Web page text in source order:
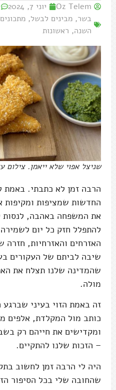
Oz Telem יוני 7, 2024
בשר, מבינים לבשל, מתכונים
השנה, ראשונות
שניצל אפוי שלא ייאמן. צילום
הרבה זמן לא כתבתי.
החדשות שמציפות ומקיפות
את המשפחה באהבה, לנסות
להתפלל חזק כל יום לשמירה
האזרחים והאזרחיות, חזרה
שיבה לביתם של העקורים
שהמדינה שלנו תצלח את
מולה.
זה באמת הזוי בעיני
כותב מול המקלדת, אלפים
ומקדישים את חייהם רק
– הזכות שלנו להתקיים.
היה לי הרבה זמן לחשוב
שהחובה שלי בכל הסיפור